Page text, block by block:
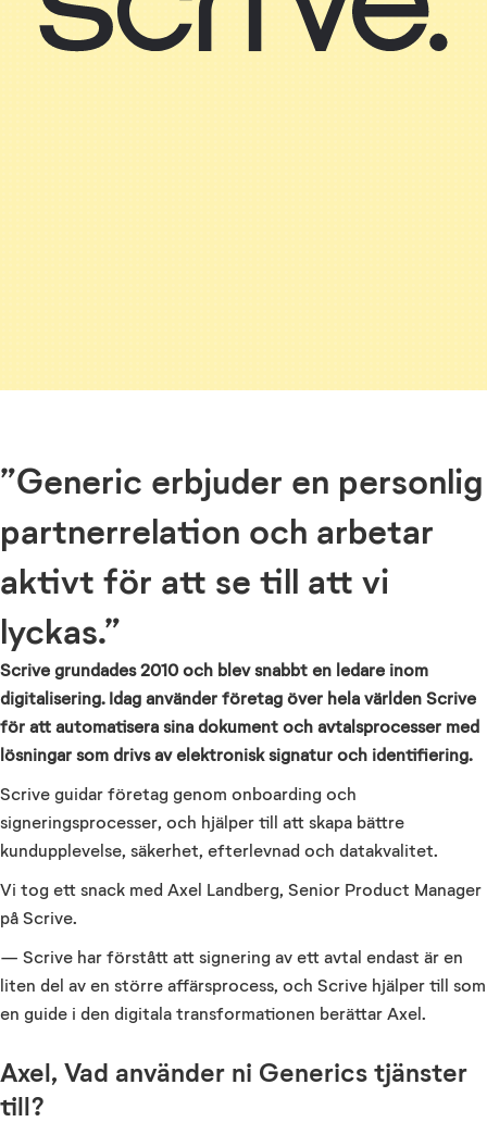
”Generic erbjuder en personlig
partnerrelation och arbetar
aktivt för att se till att vi
lyckas.”
Scrive grundades 2010 och blev snabbt en ledare inom
digitalisering. Idag använder företag över hela världen Scrive
för att automatisera sina dokument och avtalsprocesser med
lösningar som drivs av elektronisk signatur och identifiering.
Scrive guidar företag genom onboarding och
signeringsprocesser, och hjälper till att skapa bättre
kundupplevelse, säkerhet, efterlevnad och datakvalitet.
Vi tog ett snack med Axel Landberg, Senior Product Manager
på Scrive.
— Scrive har förstått att signering av ett avtal endast är en
liten del av en större affärsprocess, och Scrive hjälper till som
en guide i den digitala transformationen berättar Axel.
Axel, Vad använder ni Generics tjänster
till?